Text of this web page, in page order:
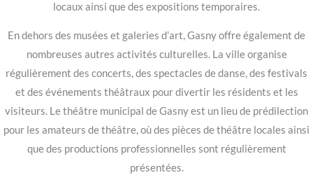
locaux ainsi que des expositions temporaires.
En dehors des musées et galeries d’art, Gasny offre également de
nombreuses autres activités culturelles. La ville organise
régulièrement des concerts, des spectacles de danse, des festivals
et des événements théâtraux pour divertir les résidents et les
visiteurs. Le théâtre municipal de Gasny est un lieu de prédilection
pour les amateurs de théâtre, où des pièces de théâtre locales ainsi
que des productions professionnelles sont régulièrement
présentées.